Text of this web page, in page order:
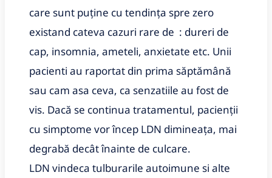
care sunt puține cu tendința spre zero
existand cateva cazuri rare de : dureri de
cap, insomnia, ameteli, anxietate etc. Unii
pacienti au raportat din prima săptămână
sau cam asa ceva, ca senzatiile au fost de
vis. Dacă se continua tratamentul, pacienții
cu simptome vor încep LDN dimineața, mai
degrabă decât înainte de culcare.
LDN vindeca tulburarile autoimune si alte